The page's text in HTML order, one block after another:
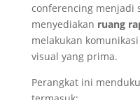
conferencing menjadi
menyediakan ruang
melakukan
visual yang prima.
Perangkat ini